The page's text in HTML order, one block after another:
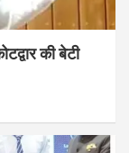
की बेटी